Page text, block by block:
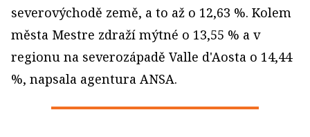
severovýchodě země, a to až o 12,63 %. Kolem
města Mestre zdraží mýtné o 13,55 % a v
regionu na severozápadě Valle d'Aosta o 14,44
%, napsala agentura ANSA.